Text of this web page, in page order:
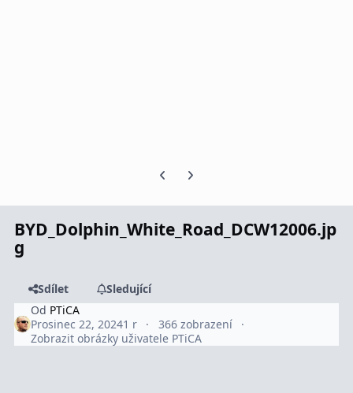
Předchozí snímek karuselu
Další snímek karuselu
BYD_Dolphin_White_Road_DCW12006.jp
g
Sdílet
Sledující
Od PTiCA
Prosinec 22, 20241 r
366 zobrazení
Zobrazit obrázky uživatele PTiCA